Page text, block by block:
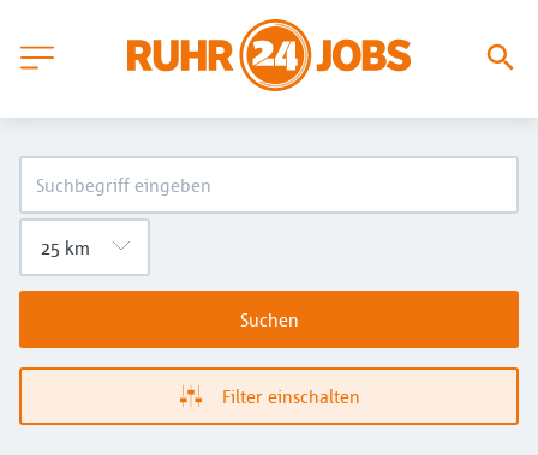
Suchen
Filter einschalten